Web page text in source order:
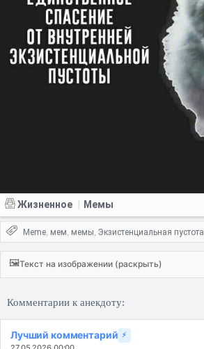
Жизненное Мемы
Meme, мем, мемы, Экзистенциальная пустота
🖼️Текст на изображении (раскрыть)
Комментарии к анекдоту:
Лучший комментарий ⚡